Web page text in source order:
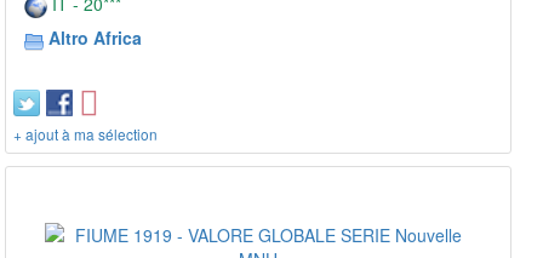
Altro Africa
+ ajout à ma sélection